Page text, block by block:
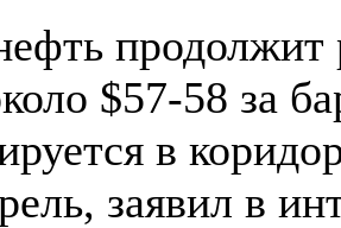
продолжит
$57-58 за
в
заявил в